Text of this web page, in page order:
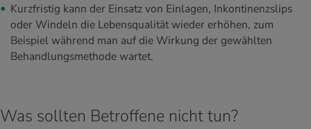
Kurzfristig kann der Einsatz von Einlagen, Inkontinenzslips
oder Windeln die Lebensqualität wieder erhöhen, zum
Beispiel während man auf die Wirkung der gewählten
Behandlungsmethode wartet.
Was sollten Betroffene nicht tun?